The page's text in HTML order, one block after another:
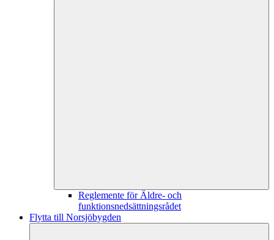
Reglemente för Äldre- och
funktionsnedsättningsrådet
Flytta till Norsjöbygden